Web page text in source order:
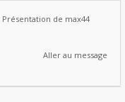
Présentation de max44
Aller au message